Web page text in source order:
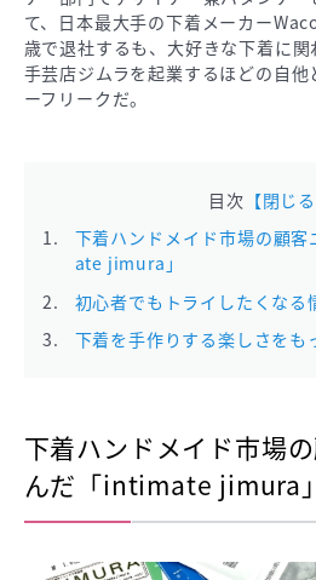
て、日本最大手の下着メーカー
歳で退社するも、大好きな下着に
手芸店ジムラを起業するほどの自他
ーフリークだ。
目次 【閉じる
下着ハンドメイド市場の顧
ate jimura」
初心者でもトライしたくなる
下着を手作りする楽しさをも
下着ハンドメイド市場
んだ「intimate jimura」